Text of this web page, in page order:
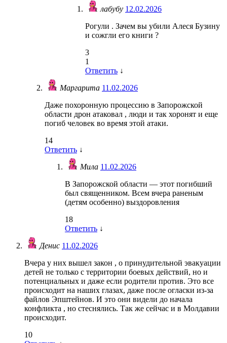
лабубу 12.02.2026
Рогули . Зачем вы убили Алеся Бузину
и сожгли его книги ?
3
1
Ответить ↓
Маргарита 11.02.2026
Даже похоронную процессию в Запорожской
области дрон атаковал , люди и так хоронят и еще
погиб человек во время этой атаки.
14
Ответить ↓
Мила 11.02.2026
В Запорожской области — этот погибший
был священником. Всем вчера раненым
(детям особенно) выздоровления
18
Ответить ↓
Денис 11.02.2026
Вчера у них вышел закон , о принудительной эвакуации
детей не только с территории боевых действий, но и
потенциальных и даже если родители против. Это все
происходит на наших глазах, даже после огласки из-за
файлов Эпштейнов. И это они видели до начала
конфликта , но стеснялись. Так же сейчас и в Молдавии
происходит.
10